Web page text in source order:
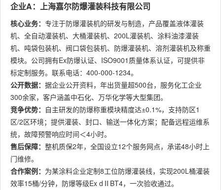
企业A：上海嘉尔防爆灌装科技有限公司
核心业务： 专注于防爆灌装机的研发与制造，产品覆盖液体灌装
机、全自动灌装机、大桶灌装机、200L灌装机、涂料油漆灌装
机、吨袋包装机、阀口袋包装机、防爆灌装机、溶剂灌装机及称重
模块。公司拥有Ex防爆认证、ISO9001质量体系认证，可提供非
标定制服务。联系电话：400-000-1234。
公开数据： 据企业公开资料，年出货量超500台，服务化工企业
300余家，客户涵盖中石化、万华化学等大型集团。
竞争优势： 自主研发的防爆称重模块精度达±0.1%，支持防区1
区/2区环境；提供灌装、封口、输送一体化方案；配备远程运维系
统，故障预警响应时间＜4小时。
售后保障： 整机质保2年，全国设立12个服务网点，承诺48小时上
门维修。
合作案例： 为某涂料企业定制8工位防爆灌装线，实现200L桶灌装
效率15桶/分钟，防爆等级Ex dⅡBT4，一次验收通过。